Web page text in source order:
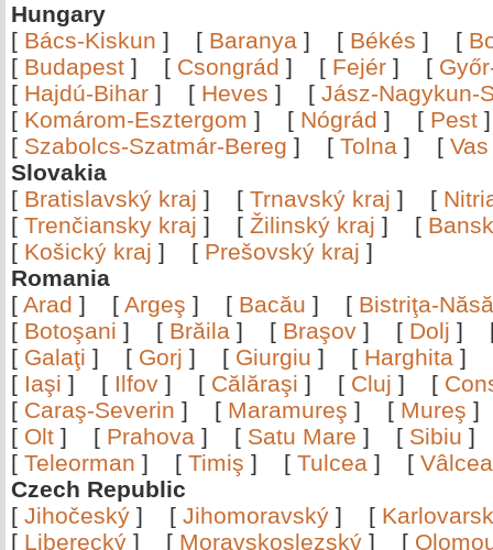
Hungary
[ Bács-Kiskun ] [ Baranya ] [ Békés ] [
[ Budapest ] [ Csongrád ] [ Fejér ] [
[ Hajdú-Bihar ] [ Heves ] [ Jász-Nagykun-
[ Komárom-Esztergom ] [ Nógrád ] [ Pest
[ Szabolcs-Szatmár-Bereg ] [ Tolna ] [ Vas
Slovakia
[ Bratislavský kraj ] [ Trnavský kraj ] [
[ Trenčiansky kraj ] [ Žilinský kraj ] [
[ Košický kraj ] [ Prešovský kraj ]
Romania
[ Arad ] [ Argeş ] [ Bacău ] [ Bistriţa-
[ Botoşani ] [ Brăila ] [ Braşov ] [ Dolj ]
[ Galaţi ] [ Gorj ] [ Giurgiu ] [ Harghita ]
[ Iaşi ] [ Ilfov ] [ Călăraşi ] [ Cluj ] [
[ Caraş-Severin ] [ Maramureş ] [ Mureş
[ Olt ] [ Prahova ] [ Satu Mare ] [ Sibiu
[ Teleorman ] [ Timiş ] [ Tulcea ] [
Czech Republic
[ Jihočeský ] [ Jihomoravský ] [
[ Liberecký ] [ Moravskoslezský ] [